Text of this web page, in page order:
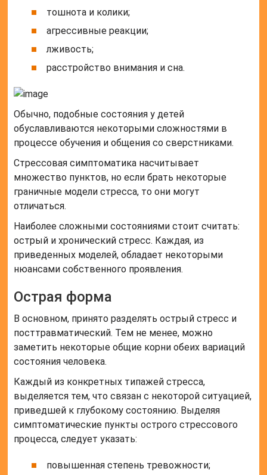
тошнота и колики;
агрессивные реакции;
лживость;
расстройство внимания и сна.
Обычно, подобные состояния у детей
обуславливаются некоторыми сложностями в
процессе обучения и общения со сверстниками.
Стрессовая симптоматика насчитывает
множество пунктов, но если брать некоторые
граничные модели стресса, то они могут
отличаться.
Наиболее сложными состояниями стоит считать:
острый и хронический стресс. Каждая, из
приведенных моделей, обладает некоторыми
нюансами собственного проявления.
Острая форма
В основном, принято разделять острый стресс и
посттравматический. Тем не менее, можно
заметить некоторые общие корни обеих вариаций
состояния человека.
Каждый из конкретных типажей стресса,
выделяется тем, что связан с некоторой ситуацией,
приведшей к глубокому состоянию. Выделяя
симптоматические пункты острого стрессового
процесса, следует указать:
повышенная степень тревожности;